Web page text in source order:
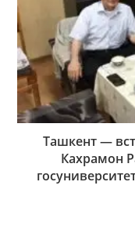
Ташкент —
Кахрамон